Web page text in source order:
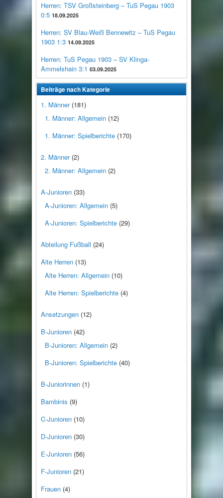
Herren: TSV Großsteinberg – TuS Pegau 1903
0:5 18.09.2025
Herren: SV Blau-Weiß Bennewitz – TuS Pegau
1903 1:3 14.09.2025
Herren: TuS Pegau 1903 – SV Klinga-
Ammelshain 3:1 03.09.2025
Beiträge nach Kategorie
1. Männer(181)
1. Männer: Allgemein (12)
1. Männer: Spielberichte (170)
2. Männer(2)
2. Männer: Allgemein (2)
A-Junioren (33)
A-Junioren: Allgemein (5)
A-Junioren: Spielberichte (29)
Abteilung Fußball (24)
Alte Herren (13)
Alte Herren: Allgemein (10)
Alte Herren: Spielberichte (4)
Ansetzungen (12)
B-Junioren (42)
B-Junioren: Allgemein (2)
B-Junioren: Spielberichte (40)
B-Juniorinnen (1)
Bambinis (9)
C-Junioren (10)
D-Junioren (30)
E-Junioren (56)
F-Junioren (21)
Frauen (4)